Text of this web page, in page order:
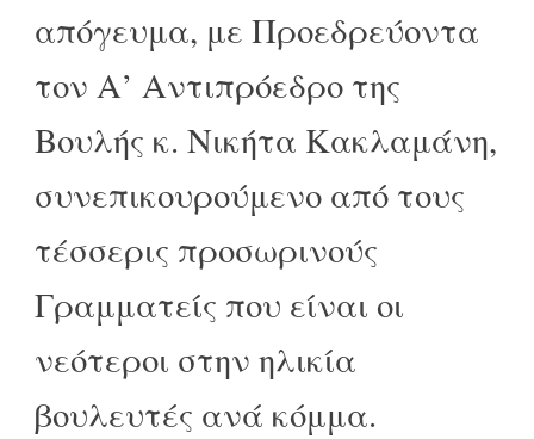
απόγευμα, με Προεδρεύοντα
τον Α’ Αντιπρόεδρο της
Βουλής κ. Νικήτα Κακλαμάνη,
συνεπικουρούμενο από τους
τέσσερις προσωρινούς
Γραμματείς που είναι οι
νεότεροι στην ηλικία
βουλευτές ανά κόμμα.